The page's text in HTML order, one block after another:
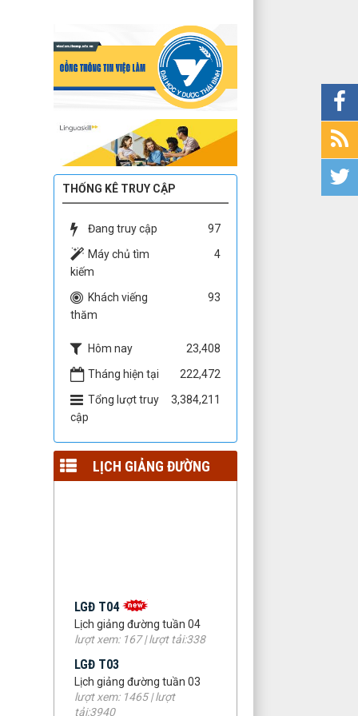
THỐNG KÊ TRUY CẬP
Đang truy cập
97
Máy chủ tìm
kiếm
4
Khách viếng
thăm
93
Hôm nay
23,408
Tháng hiện tại
222,472
Tổng lượt truy
cập
3,384,211
LỊCH GIẢNG ĐƯỜNG
Lịch giảng đường tuần 04
lượt xem: 167 | lượt tải:338
LGĐ T03
Lịch giảng đường tuần 03
lượt xem: 1465 | lượt
tải:3940